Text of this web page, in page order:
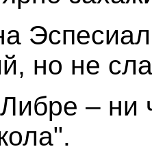
но не
– ни